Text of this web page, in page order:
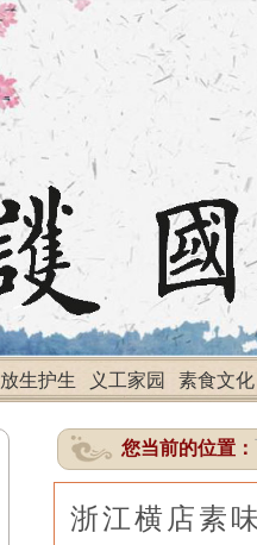
放生护生 义工家园 素食文化
您当前的位置：
浙江横店素